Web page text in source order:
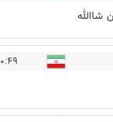
شاالله
۱۰:۴۹ - ۱۴۰۱/